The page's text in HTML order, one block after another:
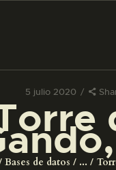
5 julio 2020
Bases de datos ...
LA